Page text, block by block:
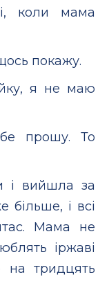
коли мама
покажу.
я не маю
прошу. То
і вийшла за
і всі
Мама не
іржаві
на тридцять